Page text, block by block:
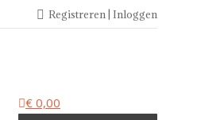
Registreren | Inloggen
€ 0,00